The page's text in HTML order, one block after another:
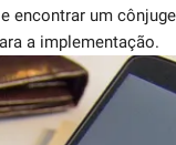
encontrar um
a implementação.